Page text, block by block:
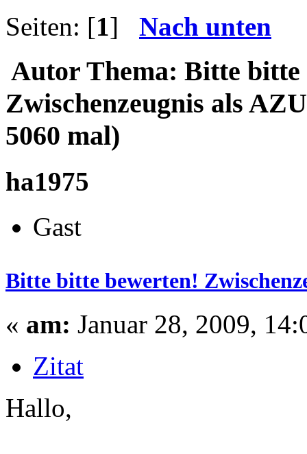
Seiten: [1] Nach unten
Autor Thema: Bitte bitte
Zwischenzeugnis als
5060 mal)
ha1975
Gast
Bitte bitte bewerten!
« am: Januar 28, 2009,
Zitat
Hallo,